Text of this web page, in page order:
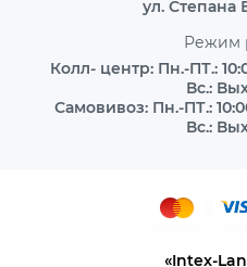
ул. Степана
Режим
Колл- центр: Пн.-ПТ.:
Вс.:
Самовивоз: Пн.-ПТ.:
Вс.:
«Intex-